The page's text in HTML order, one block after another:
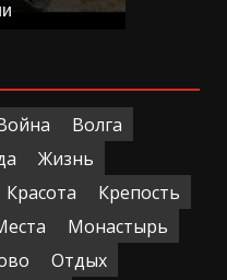
Волга
Жизнь
Красота
Крепость
Монастырь
Отдых